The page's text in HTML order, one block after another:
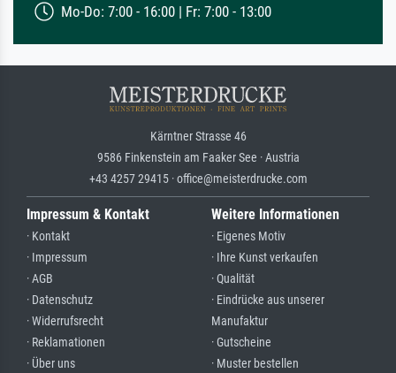
Mo-Do: 7:00 - 16:00 | Fr: 7:00 - 13:00
Kärntner Strasse 46
9586 Finkenstein am Faaker See · Austria
+43 4257 29415 · office@meisterdrucke.com
Impressum & Kontakt
· Kontakt
· Impressum
· AGB
· Datenschutz
· Widerrufsrecht
· Reklamationen
· Über uns
Weitere Informationen
· Eigenes Motiv
· Ihre Kunst verkaufen
· Qualität
· Eindrücke aus unserer
Manufaktur
· Gutscheine
· Muster bestellen